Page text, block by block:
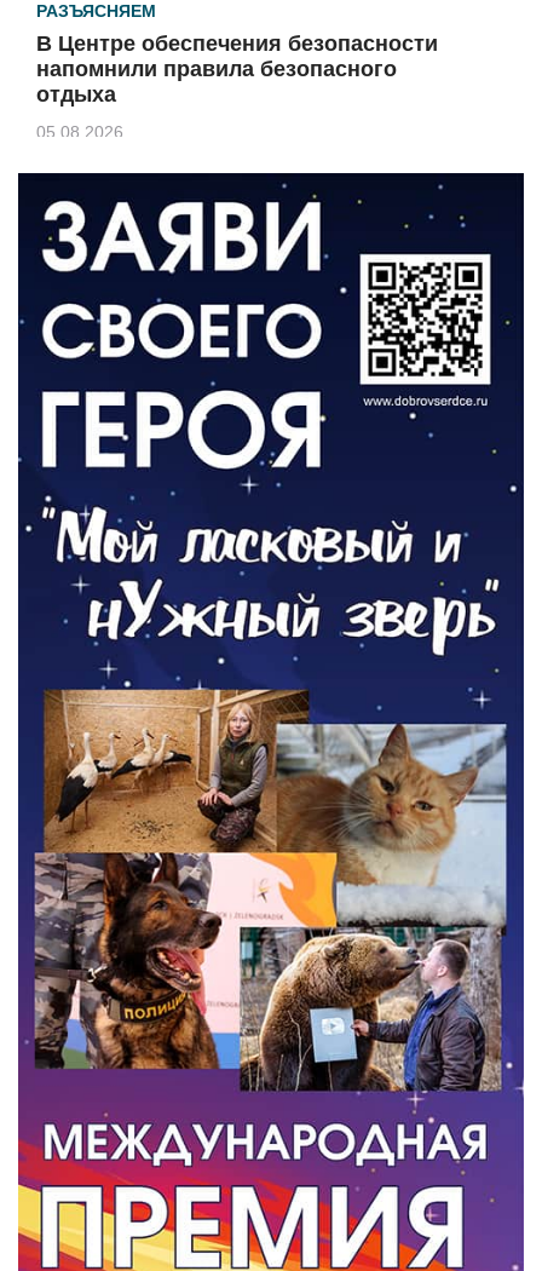
РАЗЪЯСНЯЕМ
В Центре обеспечения безопасности
напомнили правила безопасного
отдыха
05.08.2026
КУЛЬТУРА
Афиша Зеленоградска
04.08.2026
РАЗЪЯСНЯЕМ
Борьба с борщевиком продолжается
04.08.2026